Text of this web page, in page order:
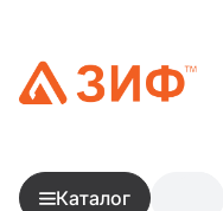
Каталог